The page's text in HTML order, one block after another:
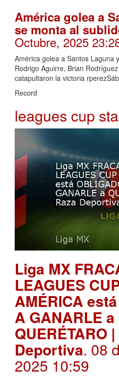
América golea a
se monta al
Octubre, 2025
América golea a Santos Laguna
Rodrigo Aguirre, Brian
catapultaron la victoria
Record
leagues cup
Liga MX
LEAGUES
AMÉRICA
A GANARLE a
QUERÉTARO
Deportiva. 08
2025 10:59